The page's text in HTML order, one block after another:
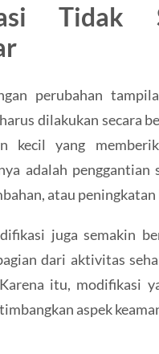
Tidak
perubahan
dilakukan secara
kecil yang
adalah
atau
juga semakin
dari aktivitas
itu, modifikasi
aspek